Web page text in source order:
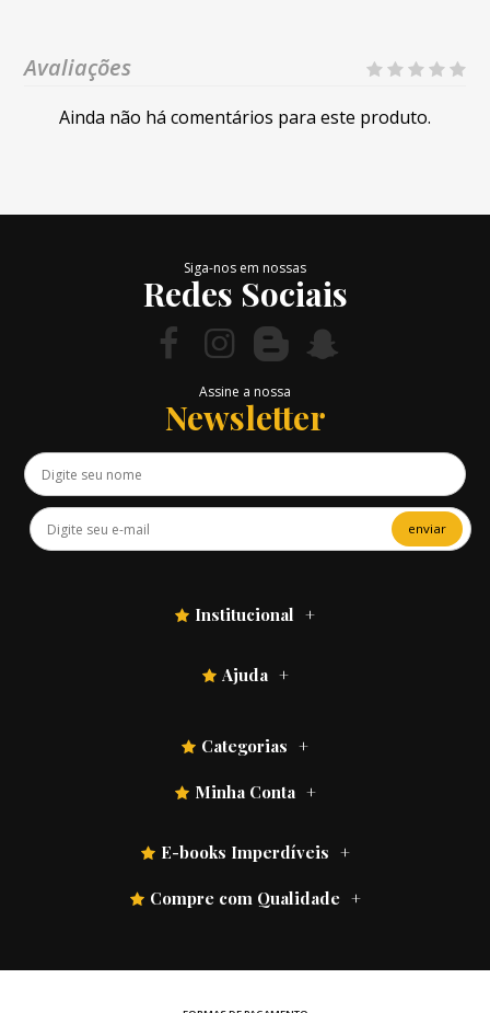
Avaliações
Ainda não há comentários para este produto.
Siga-nos em nossas
Redes Sociais
Assine a nossa
Newsletter
enviar
Institucional
Ajuda
Categorias
Minha Conta
E-books Imperdíveis
Compre com Qualidade